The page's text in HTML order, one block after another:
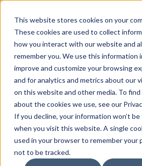
This website stores cookies on your
These cookies are used to collect
how you interact with our website and
remember you. We use this information
improve and customize your browsing
and for analytics and metrics about our
on this website and other media. To
about the cookies we use, see our
If you decline, your information won’t
when you visit this website. A single
used in your browser to remember your
not to be tracked.
Press release from Companies
Publicerat: 2022-04-25 09:00:00
Vadsbo SwitchTech
Tidigarelägger
kvartal ett 2022
Vadsbo Switchtech Group AB